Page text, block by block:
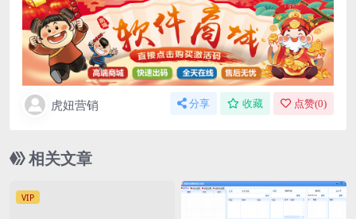
虎妞营销 分享 收藏 点赞(0)
相关文章
VIP